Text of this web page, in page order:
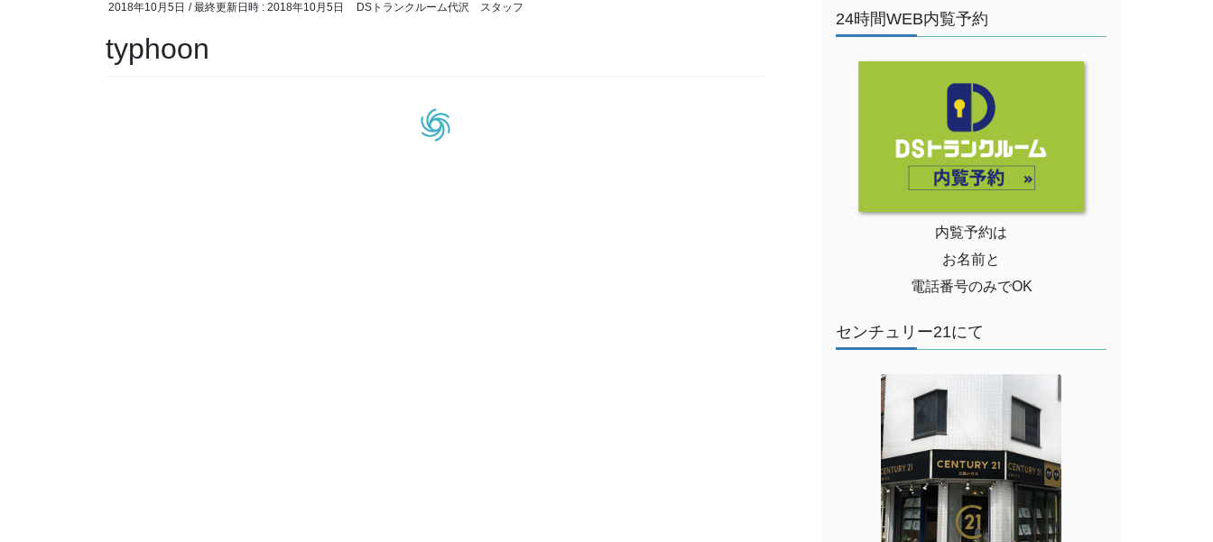
2018年10月5日 / 最終更新日時 : 2018年10月5日 DSトランクルーム代沢 スタッフ
typhoon
24時間WEB内覧予約
内覧予約は
お名前と
電話番号のみでOK
センチュリー21にて